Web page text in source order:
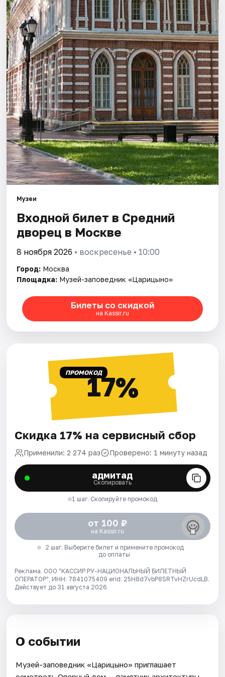
Города
Площадки
Артисты
Рейтинги
Музеи
Входной билет в Средний
дворец в Москве
8 ноября 2026 • воскресенье • 10:00
Город: Москва
Площадка: Музей-заповедник «Царицыно»
Билеты со скидкой
на Kassir.ru
ПРОМОКОД17%
Скидка 17% на сервисный сбор
Применили: 2 274 раз Проверено: 1 минуту назад
адмитад
Скопировать
1 шаг. Скопируйте промокод
от 100 ₽
на Kassir.ru
2 шаг. Выберите билет и примените промокод
до оплаты
Реклама. ООО "КАССИР.РУ-НАЦИОНАЛЬНЫЙ БИЛЕТНЫЙ
ОПЕРАТОР", ИНН: 7841075409 erid: 25H8d7vbP8SRTvHZrUcdLB.
Действует до 31 августа 2026
О событии
Музей-заповедник «Царицыно» приглашает